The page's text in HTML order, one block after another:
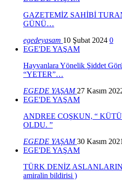
GAZETEMİZ SAHİBİ
GÜNÜ…
egedeyasam 10 Şubat 2024 0
EGE'DE YAŞAM
Hayvanlara Yönelik Şiddet
“YETER”…
EGEDE YAŞAM 27 Kasım
EGE'DE YAŞAM
ANDREE COŞKUN, “
OLDU. ”
EGEDE YAŞAM30 Kasım 2021
EGE'DE YAŞAM
TÜRK DENİZ
amiralin bildirisi )